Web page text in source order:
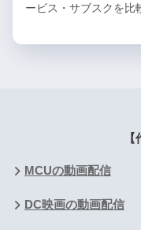
ービス・サブスクを比
MCUの動画配信
DC映画の動画配信